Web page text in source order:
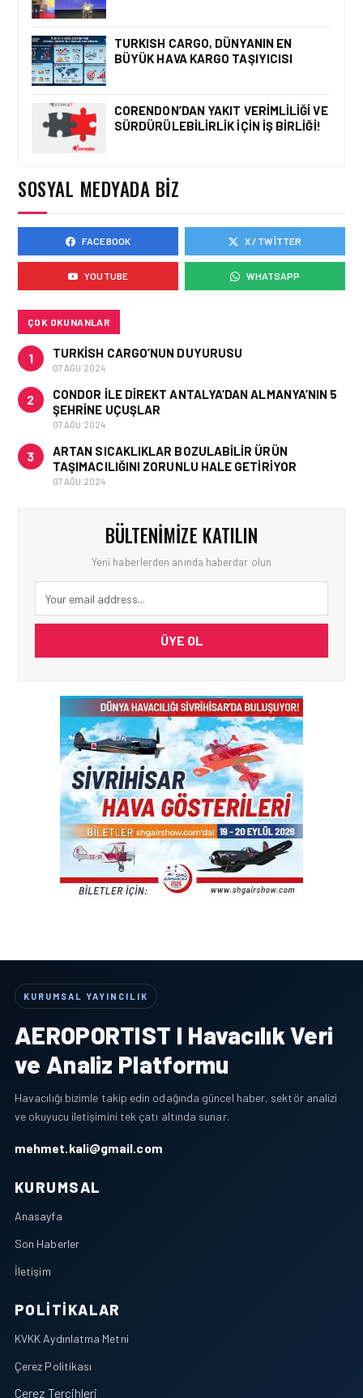
SEKTÖREL YAZILIM
BIRINCISI
HAVACILIK • 05 AĞU 2026
ALINIYOR?
HAVACILIK • 05 AĞU 2026
ÇELEBI HAVACILIK
MACARISTAN’DAN
BUDAPEŞTE GÖNÜLLÜ
TURKISH CARGO, DÜNYANIN EN
BÜYÜK HAVA KARGO TAŞIYICISI
CORENDON’DAN YAKIT VERIMLILIĞI VE
SÜRDÜRÜLEBILIRLIK IÇIN İŞ BIRLIĞI!
SOSYAL MEDYADA BIZ
FACEBOOK X / TWITTER
YOUTUBE WHATSAPP
ÇOK OKUNANLAR
1 TURKISH CARGO’NUN DUYURUSU
07 AĞU 2024
2
CONDOR ILE DIREKT ANTALYA’DAN ALMANYA’NIN 5
ŞEHRINE UÇUŞLAR
07 AĞU 2024
3
ARTAN SICAKLIKLAR BOZULABILIR ÜRÜN
TAŞIMACILIĞINI ZORUNLU HALE GETIRIYOR
07 AĞU 2024
BÜLTENIMIZE KATILIN
Yeni haberlerden anında haberdar olun
ÜYE OL
KURUMSAL YAYINCILIK
AEROPORTIST I Havacılık Veri
ve Analiz Platformu
Havacılığı bizimle takip edin odağında güncel haber, sektör analizi
ve okuyucu iletişimini tek çatı altında sunar.
mehmet.kali@gmail.com
KURUMSAL
Anasayfa
Son Haberler
İletişim
POLITIKALAR
KVKK Aydınlatma Metni
Çerez Politikası
Çerez Tercihleri